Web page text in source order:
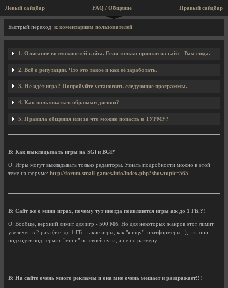
Левый сайдбар Правый сайдбар
FAQ / Общение
FAQ / Вопросы и ответы
Быстрый переход: к коментариям пользователей
1. Описание возможностей сайта. Если только пришли на сайт - Вам сюда.
2. Всё о репутации. Что это такое и как её заработать.
3. Не идёт игра? Попробуйте установить следующие программы.
4. Как пользоваться образами дисков?
5. Правила общения или за что можно попасть в ТУРМУ?
В: Как выкладывать игры на SGi и BGi?
О: Игры могут выкладывать только редакторы. Узнать подробности можно в этой
теме на форуме: http://forum.small-games.info/index.php?showtopic=565
В: Сайт же о мини играх, почему тут иногда появляются игры аж до 1 ГБ.?!
О: Вообще, верхний лимит для игр - 500 Мб. Но для некоторых жанров этот лимит
увеличен в 2 раза (т.е. до 1 ГБ., такие игры, как "я ищу", платформеры...), т.к. они
подходят под термин "мини" по своей сути, а не по размеру.
В: На сайте очень много рекламы и она мне очень мешает и раздражает!!!